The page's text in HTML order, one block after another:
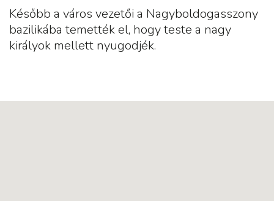
Később a város vezetői a Nagyboldogasszony
bazilikába temették el, hogy teste a nagy
királyok mellett nyugodjék.